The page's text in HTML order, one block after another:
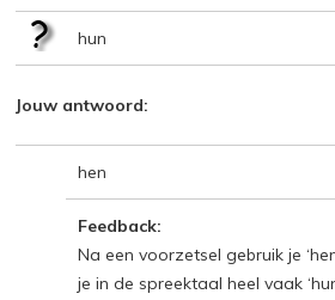
hun
Jouw antwoord:
hen
Feedback:
Na een voorzetsel gebruik je
je in de spreektaal heel vaak